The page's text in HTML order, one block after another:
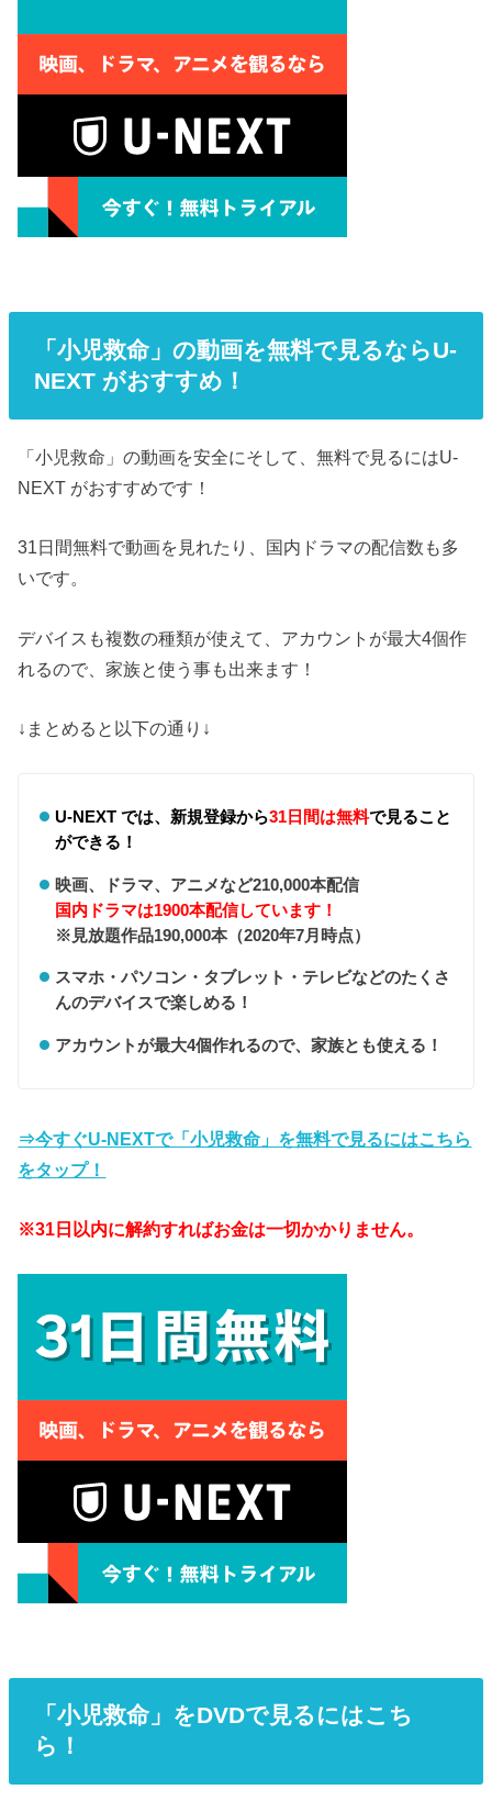
「小児救命」の動画を無料で見るならU-
NEXT がおすすめ！
「小児救命」の動画を安全にそして、無料で見るにはU-
NEXT がおすすめです！
31日間無料で動画を見れたり、国内ドラマの配信数も多
いです。
デバイスも複数の種類が使えて、アカウントが最大4個作
れるので、家族と使う事も出来ます！
↓まとめると以下の通り↓
U-NEXT では、新規登録から31日間は無料で見ること
ができる！
映画、ドラマ、アニメなど210,000本配信
国内ドラマは1900本配信しています！
※見放題作品190,000本（2020年7月時点）
スマホ・パソコン・タブレット・テレビなどのたくさ
んのデバイスで楽しめる！
アカウントが最大4個作れるので、家族とも使える！
⇒今すぐU-NEXTで「小児救命」を無料で見るにはこちら
をタップ！
※31日以内に解約すればお金は一切かかりません。
「小児救命」をDVDで見るにはこち
ら！